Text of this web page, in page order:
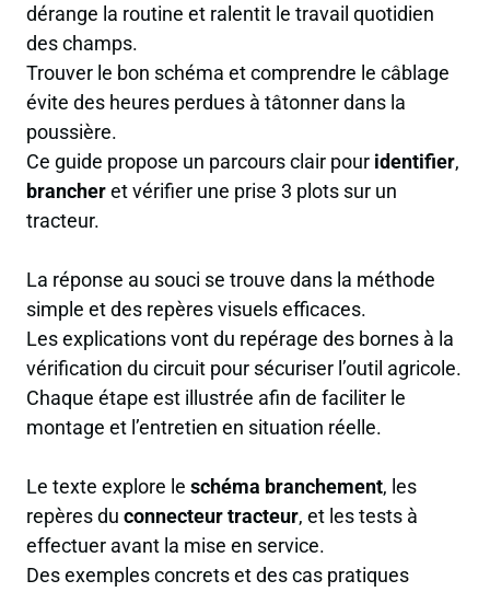
dérange la routine et ralentit le travail quotidien
des champs.
Trouver le bon schéma et comprendre le câblage
évite des heures perdues à tâtonner dans la
poussière.
Ce guide propose un parcours clair pour identifier,
brancheret vérifier une prise 3 plots sur un
tracteur.
La réponse au souci se trouve dans la méthode
simple et des repères visuels efficaces.
Les explications vont du repérage des bornes à la
vérification du circuit pour sécuriser l’outil agricole.
Chaque étape est illustrée afin de faciliter le
montage et l’entretien en situation réelle.
Le texte explore le schéma branchement, les
repères du connecteur tracteur, et les tests à
effectuer avant la mise en service.
Des exemples concrets et des cas pratiques